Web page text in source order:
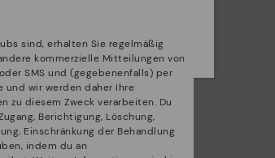
Siehier ihre aus.
sind, erhalten Sie regelmäßig
kommerzielle Mitteilungen von
SMS und (gegebenenfalls) per
wir werden daher Ihre
zu diesem Zweck verarbeiten. Du
Berichtigung, Löschung,
Einschränkung der Behandlung
indem du an